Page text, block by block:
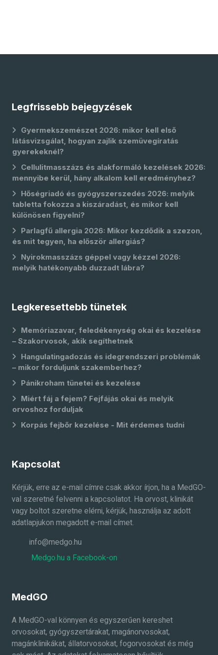
Legfrissebb bejegyzések
Gyermekszemészet 2026: mikor kell első
látásvizsgálat, hogyan zajlik szemüvegíratás
gyerekeknél?
Cellulitmasszázs és alakformáló kezelések 2026:
mennyibe kerül, hány alkalom kell eredményhez?
Hőségriadó és gyógyszerszedés 2026: melyik
tabletta fokozza a kiszáradást, és mikor kell
különösen figyelni?
Parlagfű allergia 2026: Mikor kezdődik a szezon,
és mit tegyen, ha először allergiás?
Nyirokmasszázs géppel vagy kézzel 2026:
melyik hatékonyabb duzzadt lábra?
Legkeresettebb tünetek
Memóriazavar, feledékenység okai és kezelése
– Szakorvosok, akik segíthetnek
Hangulatingadozás és idegrendszeri problémák
– mikor forduljunk szakemberhez?
Pánikroham tünetei és kezelése
Miért fáj a fejem? Fejfájás okai és melyik
orvoshoz forduljak
Korpás fejbőr kezelése - Mit érdemes tudni
Kapcsolat
Kérjük, erre az e-mail címre csak akkor írjon, ha a MedGO-
val szeretné felvenni a kapcsolatot. Ha orvost, klinikát
vagy boltot szeretne elérni, kérjük, használja az adott
adatlapjukon megadott e-mail címet.
info@medgo.hu
Medgo.hu a Facebook-on
MedGO
A MedGO-val könnyen és egyszerűen kereshet
orvosokat, gyógyszertárakat, magánorvosokat,
magánklinikákat, állatorvosokat, fogorvosokat és még